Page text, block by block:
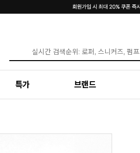
특가 브랜드